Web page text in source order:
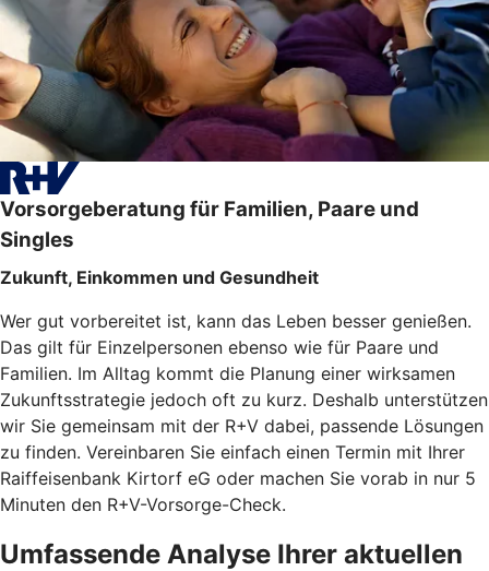
Vorsorgeberatung für Familien, Paare und
Singles
Zukunft, Einkommen und Gesundheit
Wer gut vorbereitet ist, kann das Leben besser genießen.
Das gilt für Einzelpersonen ebenso wie für Paare und
Familien. Im Alltag kommt die Planung einer wirksamen
Zukunftsstrategie jedoch oft zu kurz. Deshalb unterstützen
wir Sie gemeinsam mit der R+V dabei, passende Lösungen
zu finden. Vereinbaren Sie einfach einen Termin mit Ihrer
Raiffeisenbank Kirtorf eG oder machen Sie vorab in nur 5
Minuten den R+V-Vorsorge-Check.
Umfassende Analyse Ihrer aktuellen